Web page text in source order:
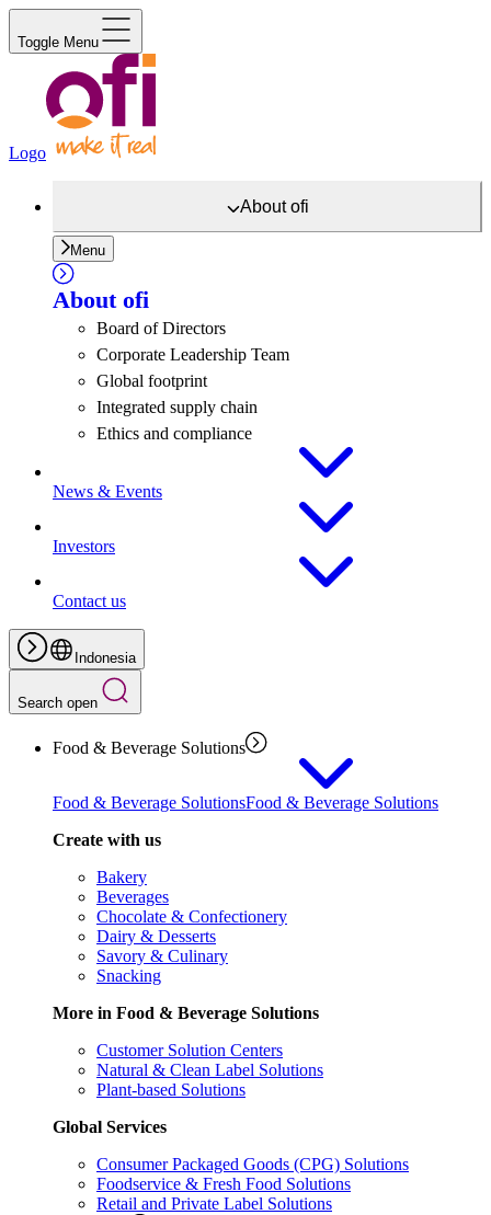
Toggle Menu
Logo
Aboutofi
Menu
About ofi
Board of Directors
Corporate Leadership Team
Global footprint
Integrated supply chain
Ethics and compliance
News & Events
Investors
Contact us
Indonesia
Search open
Food & Beverage Solutions
Food & Beverage SolutionsFood & Beverage Solutions
Create with us
Bakery
Beverages
Chocolate & Confectionery
Dairy & Desserts
Savory & Culinary
Snacking
More in Food & Beverage Solutions
Customer Solution Centers
Natural & Clean Label Solutions
Plant-based Solutions
Global Services
Consumer Packaged Goods (CPG) Solutions
Foodservice & Fresh Food Solutions
Retail and Private Label Solutions